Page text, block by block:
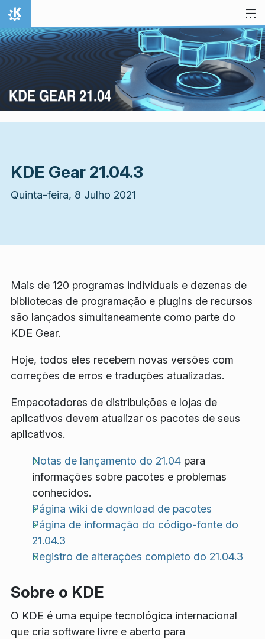
Ir para o conteúdo
Início
KDE Gear 21.04.3
Quinta-feira, 8 Julho 2021
Mais de 120 programas individuais e dezenas de
bibliotecas de programação e plugins de recursos
são lançados simultaneamente como parte do
KDE Gear.
Hoje, todos eles recebem novas versões com
correções de erros e traduções atualizadas.
Empacotadores de distribuições e lojas de
aplicativos devem atualizar os pacotes de seus
aplicativos.
Notas de lançamento do 21.04 para
informações sobre pacotes e problemas
conhecidos.
Página wiki de download de pacotes
Página de informação do código-fonte do
21.04.3
Registro de alterações completo do 21.04.3
Sobre o KDE
O KDE é uma equipe tecnológica internacional
que cria software livre e aberto para